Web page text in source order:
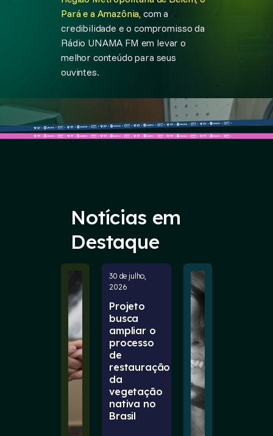
Pará e a Amazônia, com a
credibilidade e o compromisso da
Rádio UNAMA FM em levar o
melhor conteúdo para seus
ouvintes.
Notícias em
Destaque
30 de julho,
2026
Projeto
busca
ampliar o
processo
de
restauração
da
vegetação
nativa no
Brasil